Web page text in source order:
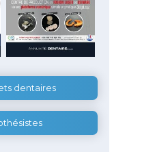
dentaires